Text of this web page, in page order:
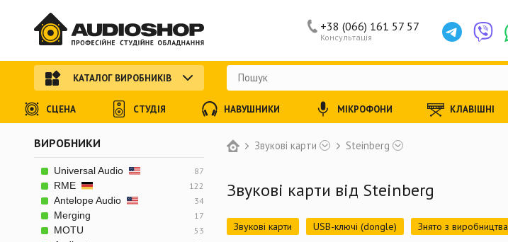
Звукові карти Steinberg
Звукові карти від Steinberg
Звукові карти USB-ключі (dongle) Знято з виробництва
ВИРОБНИКИ
Universal Audio 87
RME 122
Antelope Audio 34
Merging 17
MOTU 53
Консультація
+38 (066) 161 57 57
КАТАЛОГ ВИРОБНИКІВ
СЦЕНА СТУДІЯ НАВУШНИКИ МІКРОФОНИ КЛАВІШНІ